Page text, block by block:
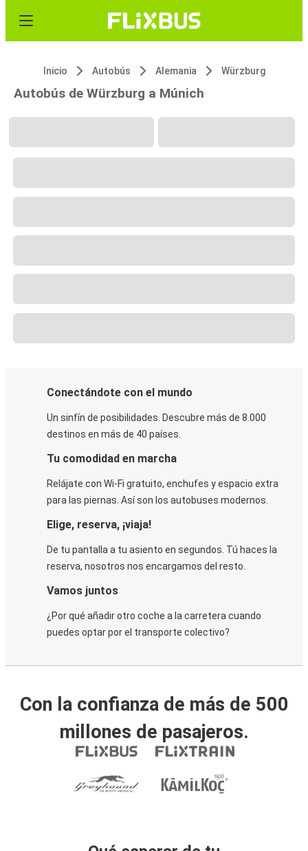
Inicio Autobús Alemania Würzburg
Autobús de Würzburg a Múnich
Conectándote con el mundo
Un sinfín de posibilidades. Descubre más de 8.000
destinos en más de 40 países.
Tu comodidad en marcha
Relájate con Wi-Fi gratuito, enchufes y espacio extra
para las piernas. Así son los autobuses modernos.
Elige, reserva, ¡viaja!
De tu pantalla a tu asiento en segundos. Tú haces la
reserva, nosotros nos encargamos del resto.
Vamos juntos
¿Por qué añadir otro coche a la carretera cuando
puedes optar por el transporte colectivo?
Con la confianza de más de 500
millones de pasajeros.